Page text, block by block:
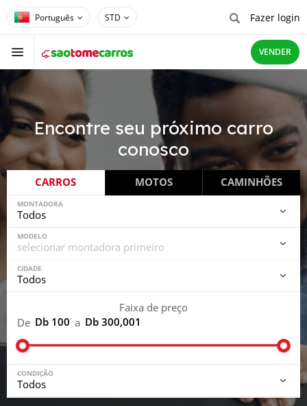
STD Fazer login
VENDER
Encontre seu próximo carro
conosco
CARROS MOTOS CAMINHÕES
MONTADORA
MODELO
CIDADE
Faixa de preço
De Db 100 a Db 300,001
CONDIÇÃO